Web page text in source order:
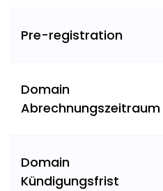
Pre-registration
Domain
Abrechnungszeitraum
Domain
Kündigungsfrist